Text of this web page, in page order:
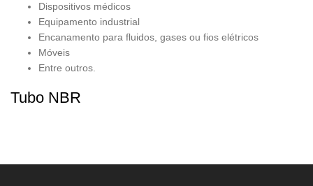
Dispositivos médicos
Equipamento industrial
Encanamento para fluidos, gases ou fios elétricos
Móveis
Entre outros.
Tubo NBR